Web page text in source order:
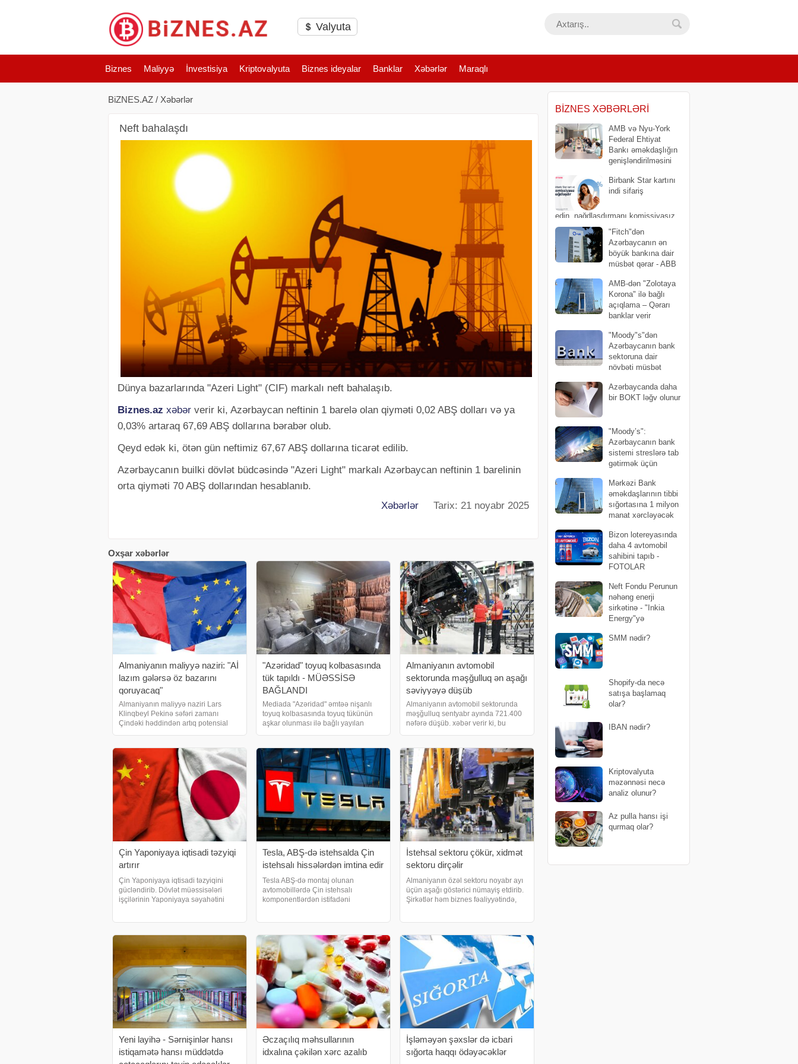
Valyuta
Biznes Maliyyə İnvestisiya Kriptovalyuta Biznes ideyalar Banklar Xəbərlər Maraqlı
BiZNES.AZ / Xəbərlər
Neft bahalaşdı
Dünya bazarlarında "Azeri Light" (CIF) markalı neft bahalaşıb.
Biznes.az xəbər verir ki, Azərbaycan neftinin 1 barelə olan qiyməti 0,02 ABŞ dolları və ya
0,03% artaraq 67,69 ABŞ dollarına bərabər olub.
Qeyd edək ki, ötən gün neftimiz 67,67 ABŞ dollarına ticarət edilib.
Azərbaycanın builki dövlət büdcəsində "Azeri Light" markalı Azərbaycan neftinin 1 barelinin
orta qiyməti 70 ABŞ dollarından hesablanıb.
Xəbərlər Tarix: 21 noyabr 2025
Oxşar xəbərlər
Almaniyanın maliyyə naziri: "Aİ
lazım gələrsə öz bazarını
qoruyacaq"
Almaniyanın maliyyə naziri Lars
Klinqbeyl Pekinə səfəri zamanı
Çindəki həddindən artıq potensial
keçəcəyini vurğulayıb. "Mən açıq
şəkildə bildirdi
"Azəridad" toyuq kolbasasında
tük tapıldı - MÜƏSSİSƏ
BAĞLANDI
Mediada "Azəridad" əmtəə nişanlı
toyuq kolbasasında toyuq tükünün
aşkar olunması ilə bağlı yayılan
tərəfindən Bakı şəhəri, Sabunçu
rayonu, Bakıxano
Almaniyanın avtomobil
sektorunda məşğulluq ən aşağı
səviyyəyə düşüb
Almaniyanın avtomobil sektorunda
məşğulluq sentyabr ayında 721.400
nəfərə düşüb. xəbər verir ki, bu
ortalarından bəri ən aşağı səviyyədir.
Hissə istehsalçıların
Çin Yaponiyaya iqtisadi təzyiqi
artırır
Çin Yaponiyaya iqtisadi təzyiqini
gücləndirib. Dövlət müəssisələri
işçilərinin Yaponiyaya səyahətini
xəbər verir ki
Tesla, ABŞ-də istehsalda Çin
istehsalı hissələrdən imtina edir
Tesla ABŞ-də montaj olunan
avtomobillərdə Çin istehsalı
komponentlərdən istifadəni
tərəfdaşları bəzi Çin istehsal
İstehsal sektoru çökür, xidmət
sektoru dirçəlir
Almaniyanın özəl sektoru noyabr ayı
üçün aşağı göstərici nümayiş etdirib.
Şirkətlər həm biznes fəaliyyətində,
Yeni layihə - Sərnişinlər hansı
istiqamətə hansı müddətdə
Əczaçılıq məhsullarının
idxalına çəkilən xərc azalıb
İşləməyən şəxslər də icbari
sığorta haqqı ödəyəcəklər
BIZNES XƏBƏRLƏRI
AMB və Nyu-York
Federal Ehtiyat
Bankı əməkdaşlığın
genişləndirilməsini
Birbank Star kartını
indi sifariş
edin, nağdlaşdırmanı komissiyasız
edin
"Fitch"dən
Azərbaycanın ən
böyük bankına dair
müsbət qərar - ABB
AMB-dən "Zolotaya
Korona" ilə bağlı
açıqlama – Qərarı
banklar verir
"Moody"s"dən
Azərbaycanın bank
sektoruna dair
növbəti müsbət
Azərbaycanda daha
bir BOKT ləğv olunur
"Moody’s":
Azərbaycanın bank
sistemi streslərə tab
gətirmək üçün
Mərkəzi Bank
əməkdaşlarının tibbi
sığortasına 1 milyon
manat xərcləyəcək
Bizon lotereyasında
daha 4 avtomobil
sahibini tapıb -
FOTOLAR
Neft Fondu Perunun
nəhəng enerji
sirkətinə - "Inkia
Energy"yə
SMM nədir?
Shopify-da necə
satışa başlamaq
olar?
IBAN nədir?
Kriptovalyuta
məzənnəsi necə
analiz olunur?
Az pulla hansı işi
qurmaq olar?